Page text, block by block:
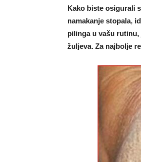
Kako biste osigurali
namakanje stopala,
pilinga u vašu
žuljeva. Za najbolje